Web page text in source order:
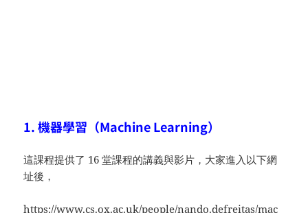
1. 機器學習（Machine Learning）
這課程提供了 16 堂課程的講義與影片，大家進入以下網
址後，
https://www.cs.ox.ac.uk/people/nando.defreitas/mac